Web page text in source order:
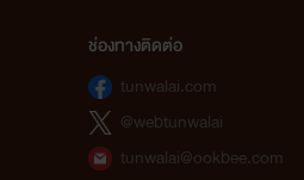
ช่องทางติดต่อ
tunwalai.com
@webtunwalai
tunwalai@ookbee.com